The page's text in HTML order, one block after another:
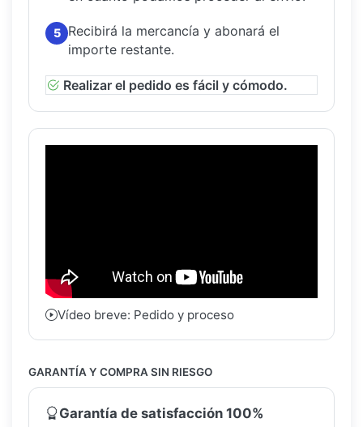
5
Recibirá la mercancía y abonará el
importe restante.
Realizar el pedido es fácil y cómodo.
Vídeo breve: Pedido y proceso
GARANTÍA Y COMPRA SIN RIESGO
Garantía de satisfacción 100%